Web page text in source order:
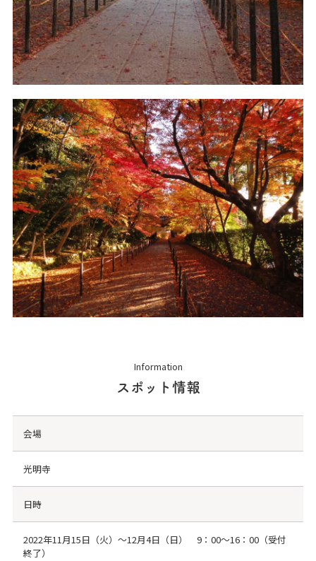
Information
スポット情報
会場
光明寺
日時
2022年11月15日（火）～12月4日（日） 9：00～16：00（受付
終了）